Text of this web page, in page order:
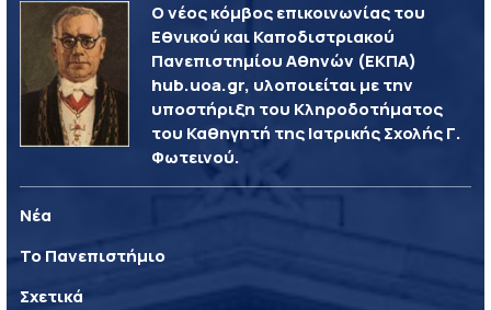
Ο νέος κόμβος επικοινωνίας του
Εθνικού και Καποδιστριακού
Πανεπιστημίου Αθηνών (ΕΚΠΑ)
hub.uoa.gr, υλοποιείται με την
υποστήριξη του Κληροδοτήματος
του Καθηγητή της Ιατρικής Σχολής Γ.
Φωτεινού.
Νέα
Το Πανεπιστήμιο
Σχετικά